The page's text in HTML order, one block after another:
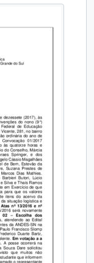
Ordinária
Extraordinária
Extraordinária
Extraordinária